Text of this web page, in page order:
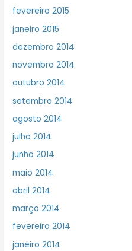
fevereiro 2015
janeiro 2015
dezembro 2014
novembro 2014
outubro 2014
setembro 2014
agosto 2014
julho 2014
junho 2014
maio 2014
abril 2014
março 2014
fevereiro 2014
janeiro 2014